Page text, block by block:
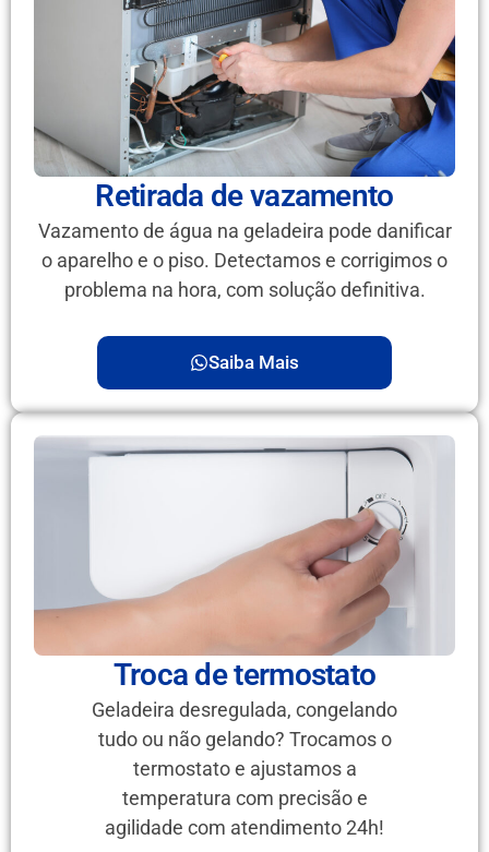
Retirada de vazamento
Vazamento de água na geladeira pode danificar
o aparelho e o piso. Detectamos e corrigimos o
problema na hora, com solução definitiva.
Saiba Mais
Troca de termostato
Geladeira desregulada, congelando
tudo ou não gelando? Trocamos o
termostato e ajustamos a
temperatura com precisão e
agilidade com atendimento 24h!